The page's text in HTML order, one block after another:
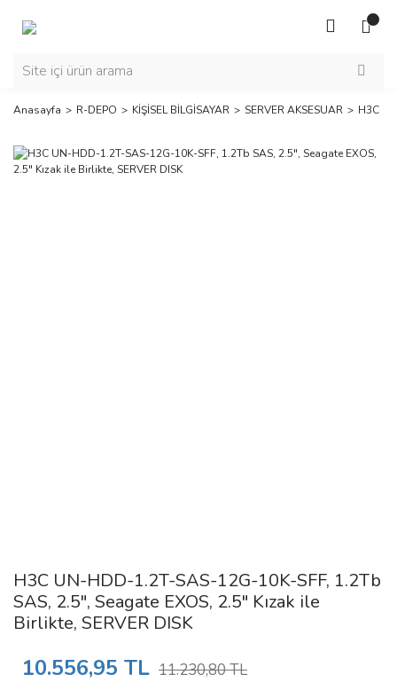
Anasayfa R-DEPO KİŞİSEL BİLGİSAYAR SERVER AKSESUAR H3C
H3C UN-HDD-1.2T-SAS-12G-10K-SFF, 1.2Tb
SAS, 2.5", Seagate EXOS, 2.5" Kızak ile
Birlikte, SERVER DISK
10.556,95 TL 11.230,80 TL